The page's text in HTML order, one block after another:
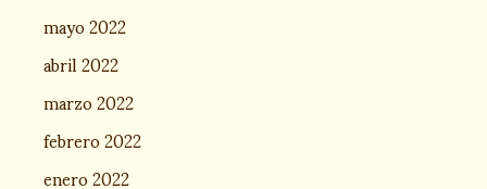
mayo 2022
abril 2022
marzo 2022
febrero 2022
enero 2022